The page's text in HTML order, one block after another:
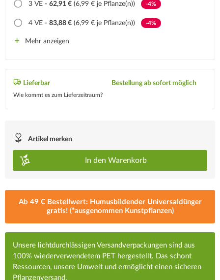
3 VE - 62,91 € (6,99 € je Pflanze(n)) -4%
4 VE - 83,88 € (6,99 € je Pflanze(n)) -4%
Mehr anzeigen
Lieferbar
Wie kommt es zum Lieferzeitraum?
Bestellung ab sofort möglich
Artikel merken
In den Warenkorb
Ab 49 € Bestellwert: Humusbildender Universaldünger
gratis! (*ausgenommen Kunstpflanzen)
Unsere lichtdurchlässigen Versandverpackungen sind aus
100% wiederverwendetem PET hergestellt. Das schont
Ressourcen, unsere Umwelt und ermöglicht einen sicheren
Pflanzenversand.